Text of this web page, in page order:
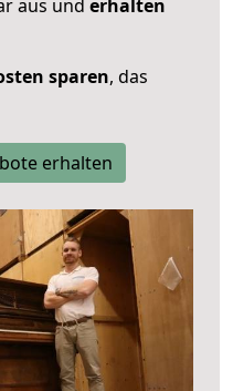
aus und erhalten
sparen, das
erhalten